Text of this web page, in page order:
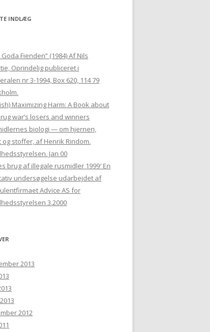
INDLÆG
Goda Fienden” (1984) Af Nils
Oprindelig publiceret i
nr 3-1994, Box 620, 114 79
Maximizing Harm: A Book about
war’s losers and winners
biologi — om hjernen,
og stoffer, af Henrik Rindom.
Jan 00
brug af illegale rusmidler 1999′ En
undersøgelse udarbejdet af
Advice AS for
3.2000
2013
2012